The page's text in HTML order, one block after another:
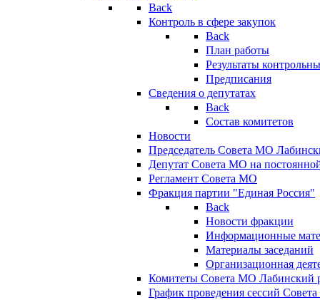
Back
Контроль в сфере закупок
Back
План работы
Результаты
Предписания
Сведения о депутатах
Back
Состав комитетов
Новости
Председатель Совета МО
Депутат Совета МО на
Регламент Совета МО
Фракция партии "Единая Россия"
Back
Новости фракции
Информационные
Материалы заседаний
Организационная
Комитеты Совета МО Лабинский
График проведения сессий